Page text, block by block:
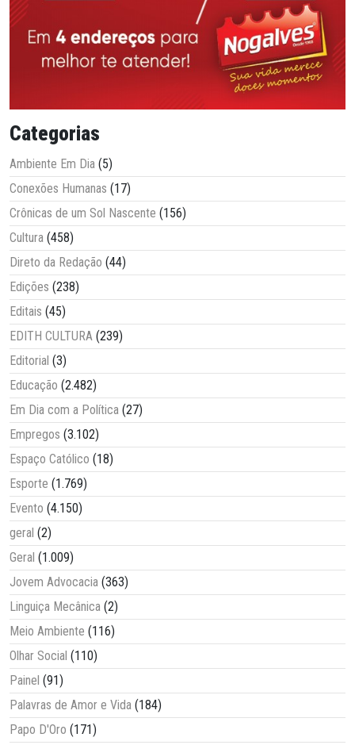
Categorias
Ambiente Em Dia (5)
Conexões Humanas (17)
Crônicas de um Sol Nascente (156)
Cultura (458)
Direto da Redação (44)
Edições (238)
Editais (45)
EDITH CULTURA (239)
Editorial (3)
Educação (2.482)
Em Dia com a Política (27)
Empregos (3.102)
Espaço Católico (18)
Esporte (1.769)
Evento (4.150)
geral (2)
Geral (1.009)
Jovem Advocacia (363)
Linguiça Mecânica (2)
Meio Ambiente (116)
Olhar Social (110)
Painel (91)
Palavras de Amor e Vida (184)
Papo D'Oro (171)